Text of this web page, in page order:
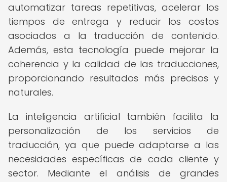
automatizar tareas repetitivas, acelerar los
tiempos de entrega y reducir los costos
asociados a la traducción de contenido.
Además, esta tecnología puede mejorar la
coherencia y la calidad de las traducciones,
proporcionando resultados más precisos y
naturales.
La inteligencia artificial también facilita la
personalización de los servicios de
traducción, ya que puede adaptarse a las
necesidades específicas de cada cliente y
sector. Mediante el análisis de grandes